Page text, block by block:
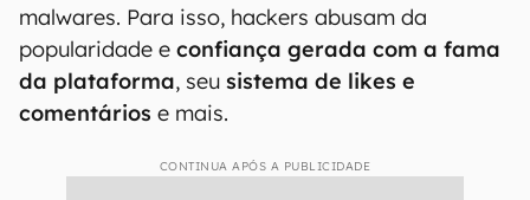
malwares. Para isso, hackers abusam da
popularidade e confiança gerada com a fama
da plataforma, seu sistema de likes e
comentários e mais.
CONTINUA APÓS A PUBLICIDADE